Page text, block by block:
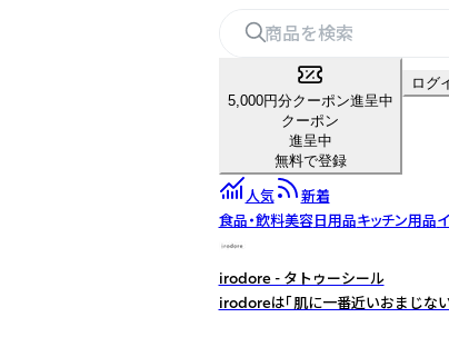
5,000円分クーポン進呈中
クーポン
進呈中
無料で登録
ログ
人気
新着
食品・飲料美容日用品キッチン用品
irodore - タトゥーシール
irodoreは「肌に一番近いおまじな